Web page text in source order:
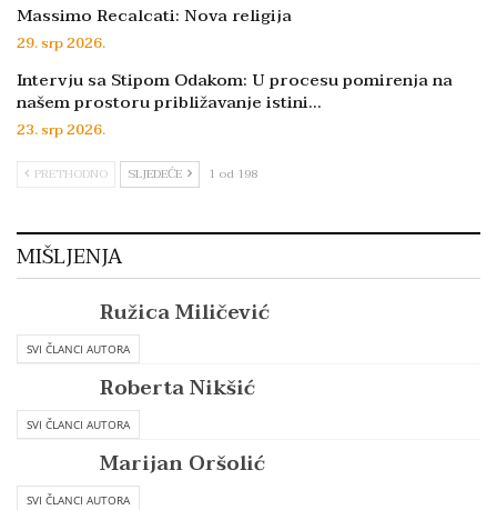
Massimo Recalcati: Nova religija
29. srp 2026.
Intervju sa Stipom Odakom: U procesu pomirenja na
našem prostoru približavanje istini…
23. srp 2026.
PRETHODNO SLJEDEĆE 1 od 198
MIŠLJENJA
Ružica Miličević
SVI ČLANCI AUTORA
Roberta Nikšić
SVI ČLANCI AUTORA
Marijan Oršolić
SVI ČLANCI AUTORA